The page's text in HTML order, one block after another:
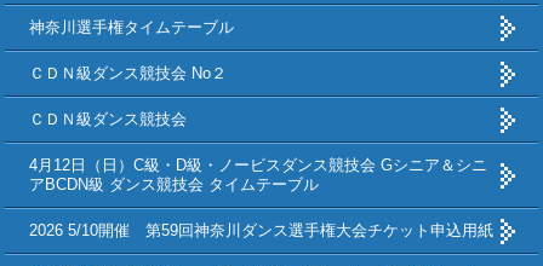
神奈川選手権タイムテーブル
ＣＤＮ級ダンス競技会 No２
ＣＤＮ級ダンス競技会
4月12日（日）C級・D級・ノービスダンス競技会 Gシニア＆シニ
アBCDN級 ダンス競技会 タイムテーブル
2026 5/10開催 第59回神奈川ダンス選手権大会チケット申込用紙